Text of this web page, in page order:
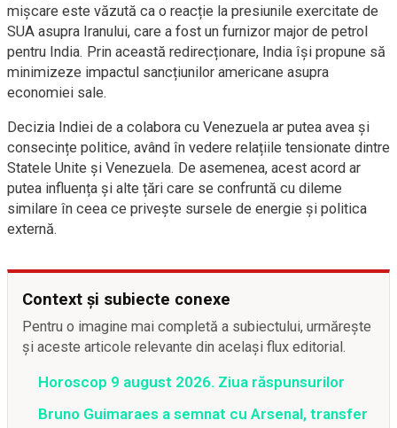
mișcare este văzută ca o reacție la presiunile exercitate de
SUA asupra Iranului, care a fost un furnizor major de petrol
pentru India. Prin această redirecționare, India își propune să
minimizeze impactul sancțiunilor americane asupra
economiei sale.
Decizia Indiei de a colabora cu Venezuela ar putea avea și
consecințe politice, având în vedere relațiile tensionate dintre
Statele Unite și Venezuela. De asemenea, acest acord ar
putea influența și alte țări care se confruntă cu dileme
similare în ceea ce privește sursele de energie și politica
externă.
Context și subiecte conexe
Pentru o imagine mai completă a subiectului, urmărește
și aceste articole relevante din același flux editorial.
Horoscop 9 august 2026. Ziua răspunsurilor
Bruno Guimaraes a semnat cu Arsenal, transfer